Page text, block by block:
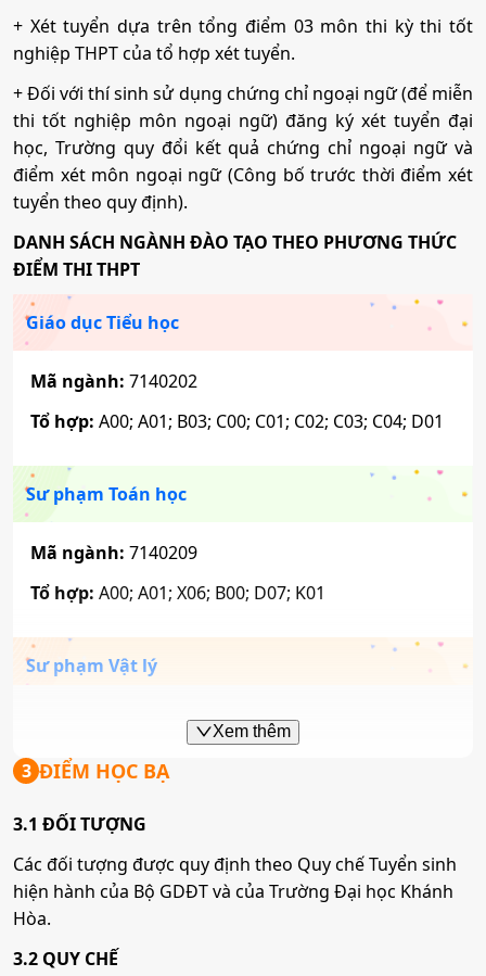
Sư phạm Lịch sử - Địa lý
Mã ngành:7140249
Ngôn ngữ Anh
Mã ngành:7220201
Ngôn ngữ Trung Quốc
Mã ngành: 7220204
Ngôn ngữ học
Mã ngành:
Văn học
Mã ngành:7229030
Mã ngành: 7229040
Việt Nam học
Mã ngành:
+ Xét tuyển dựa trên tổng điểm 03 môn thi kỳ thi tốt
nghiệp THPT của tổ hợp xét tuyển.
+ Đối với thí sinh sử dụng chứng chỉ ngoại ngữ (để miễn
thi tốt nghiệp môn ngoại ngữ) đăng ký xét tuyển đại
học, Trường quy đổi kết quả chứng chỉ ngoại ngữ và
điểm xét môn ngoại ngữ (Công bố trước thời điểm xét
tuyển theo quy định).
DANH SÁCH NGÀNH ĐÀO TẠO THEO PHƯƠNG THỨC
ĐIỂM THI THPT
Giáo dục Tiểu học
Mã ngành: 7140202
Tổ hợp: A00; A01; B03; C00; C01; C02; C03; C04; D01
Sư phạm Toán học
Mã ngành: 7140209
Tổ hợp: A00; A01; X06; B00; D07; K01
Sư phạm Vật lý
7140211
Tổ hợp:A00; A01; A02; C01; C05; C06; X06
Sư phạm Ngữ văn
Mã ngành: 7140217
Xem thêm
3 ĐIỂM HỌC BẠ
3.1 ĐỐI TƯỢNG
Các đối tượng được quy định theo Quy chế Tuyển sinh
hiện hành của Bộ GDĐT và của Trường Đại học Khánh
Hòa.
3.2 QUY CHẾ